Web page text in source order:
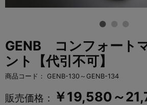
GENB コンフォート
ント【代引不可】
商品コード： GENB-130～GENB-134
販売価格： ￥19,580～